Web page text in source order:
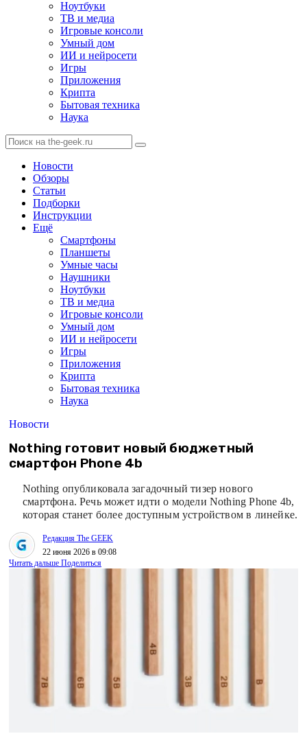
Ноутбуки
ТВ и медиа
Игровые консоли
Умный дом
ИИ и нейросети
Игры
Приложения
Крипта
Бытовая техника
Наука
Новости
Обзоры
Статьи
Подборки
Инструкции
Ещё
Смартфоны
Планшеты
Умные часы
Наушники
Ноутбуки
ТВ и медиа
Игровые консоли
Умный дом
ИИ и нейросети
Игры
Приложения
Крипта
Бытовая техника
Наука
Новости
Nothing готовит новый бюджетный
смартфон Phone 4b
Nothing опубликовала загадочный тизер нового
смартфона. Речь может идти о модели Nothing Phone 4b,
которая станет более доступным устройством в линейке.
Редакция The GEEK
22 июня 2026 в 09:08
Читать дальше Поделиться